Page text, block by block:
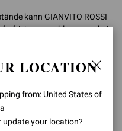
kann GIANVITO ROSSI
vorschlagen, wobei
und/oder
bereits erfolgt ist, erstattet
von 15 Kalendertagen ab
über die Stornierung der
LOCATION
from: United States of
update your location?